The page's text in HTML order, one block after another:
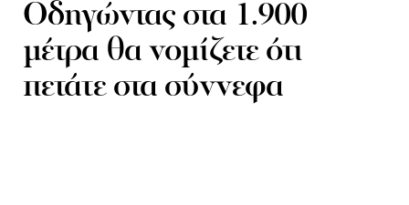
Οδηγώντας στα 1.900
μέτρα θα νομίζετε ότι
πετάτε στα σύννεφα